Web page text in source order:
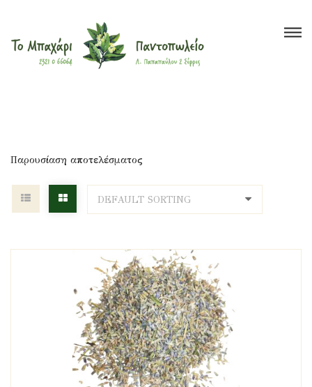
Ξηροί Καρποί
Παρουσίαση αποτελέσματος